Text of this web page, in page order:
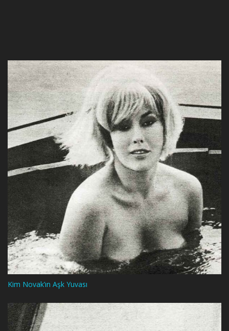
Kim Novak’ın Aşk Yuvası